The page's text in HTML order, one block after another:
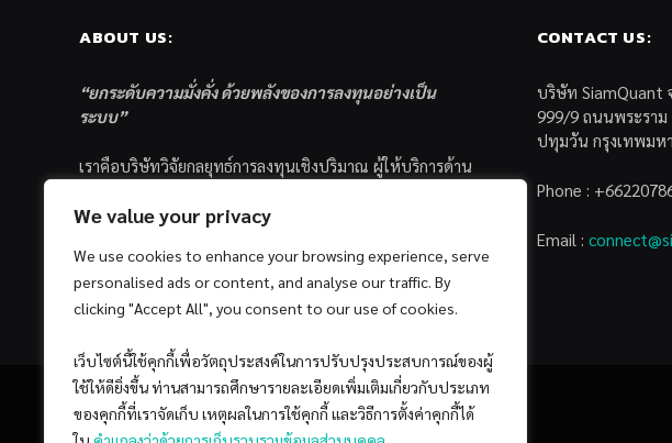
We value your privacy
We use cookies to enhance your browsing experience, serve
personalised ads or content, and analyse our traffic. By
clicking "Accept All", you consent to our use of cookies.
เว็บไซต์นี้ใช้คุกกี้เพื่อวัตถุประสงค์ในการปรับปรุงประสบการณ์ของผู้
ใช้ให้ดียิ่งขึ้น ท่านสามารถศึกษารายละเอียดเพิ่มเติมเกี่ยวกับประเภท
ของคุกกี้ที่เราจัดเก็บ เหตุผลในการใช้คุกกี้ และวิธีการตั้งค่าคุกกี้ได้
ABOUT US:
“ยกระดับความมั่งคั่ง ด้วยพลังของการลงทุนอย่างเป็น
ระบบ”
เราคือบริษัทวิจัยกลยุทธ์การลงทุนเชิงปริมาณ ผู้ให้บริการด้าน
ส่วนบุคคล ซึ่งมีเป้าหมายที่จะช่วยเหลือให้นักลงทุนไทย
ด้วยแนวคิดและกระบวนการลงทุนอย่างเป็นระบบแบบ
Quantitative & Systematic Investing
CONTACT US:
บริษัท SiamQuant
999/9 ถนนพระราม
ปทุมวัน กรุงเทพมห
Phone :
Email :